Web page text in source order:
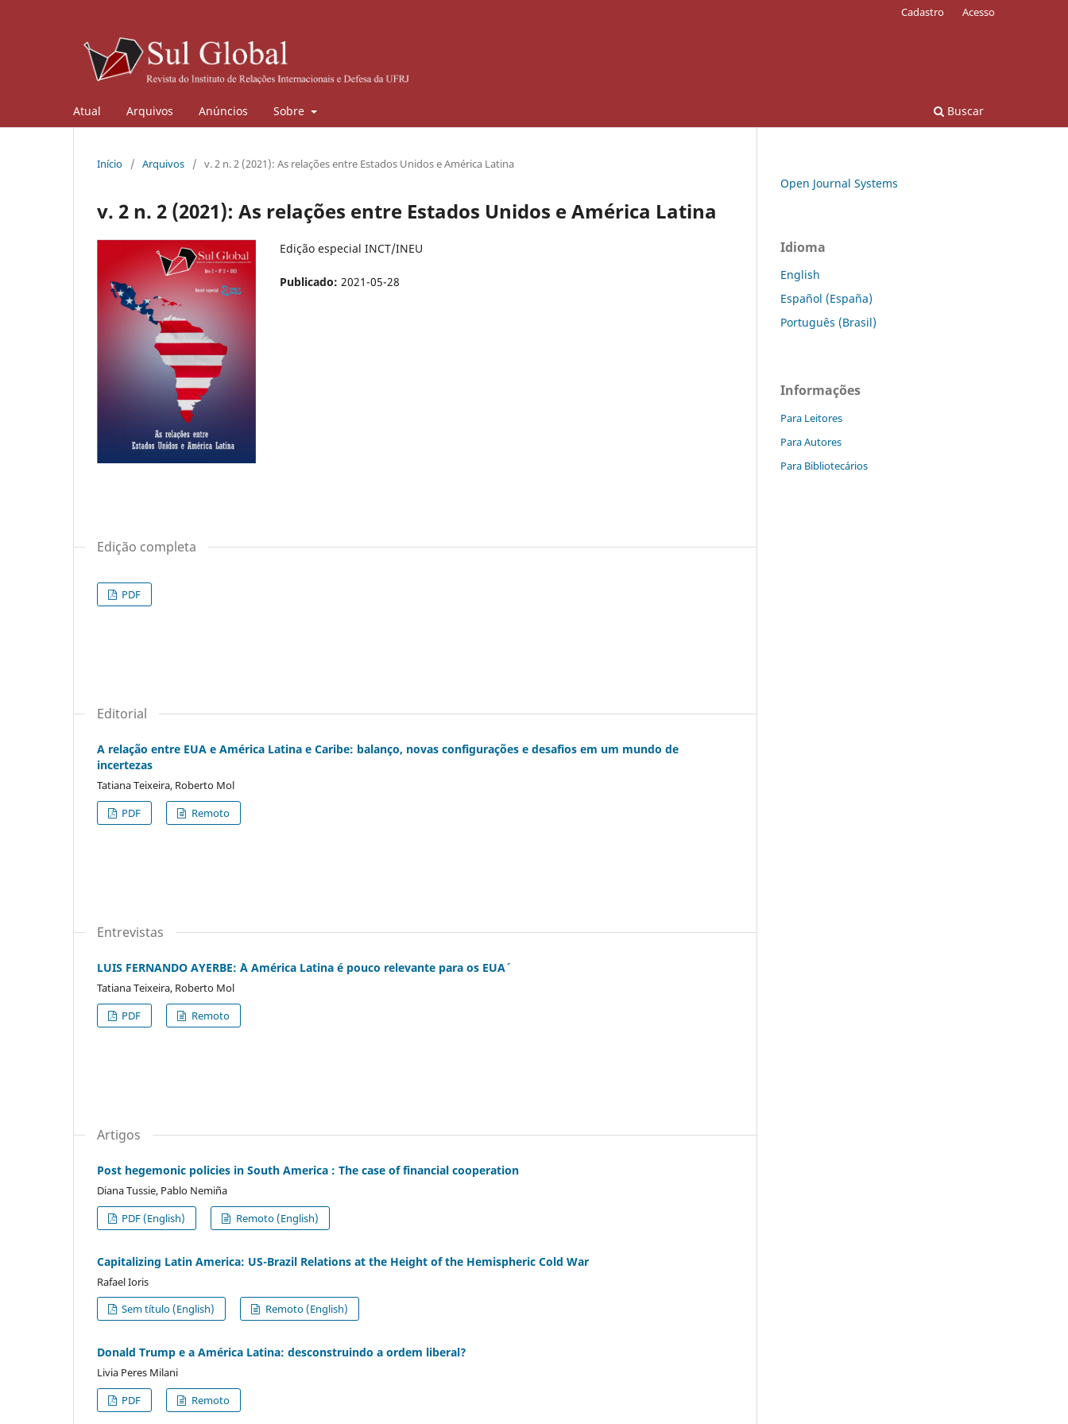
Atual Arquivos Anúncios Sobre Buscar
Cadastro Acesso
Início / Arquivos / v. 2 n. 2 (2021): As relações entre Estados Unidos e América Latina
v. 2 n. 2 (2021): As relações entre Estados Unidos e América Latina
Edição especial INCT/INEU
Publicado: 2021-05-28
Edição completa
PDF
Editorial
A relação entre EUA e América Latina e Caribe: balanço, novas configurações e desafios em um mundo de
incertezas
Tatiana Teixeira, Roberto Mol
PDF
Remoto
Entrevistas
LUIS FERNANDO AYERBE: `A América Latina é pouco relevante para os EUA´
Tatiana Teixeira, Roberto Mol
PDF
Remoto
Artigos
Post hegemonic policies in South America : The case of financial cooperation
Diana Tussie, Pablo Nemiña
PDF (English)
Remoto (English)
Capitalizing Latin America: US-Brazil Relations at the Height of the Hemispheric Cold War
Rafael Ioris
Sem título (English)
Remoto (English)
Donald Trump e a América Latina: desconstruindo a ordem liberal?
Livia Peres Milani
PDF
Remoto
Open Journal Systems
Idioma
English
Español (España)
Português (Brasil)
Informações
Para Leitores
Para Autores
Para Bibliotecários